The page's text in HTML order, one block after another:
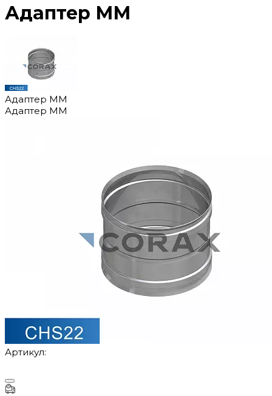
Адаптер ММ
Адаптер ММ
Адаптер ММ
Артикул: